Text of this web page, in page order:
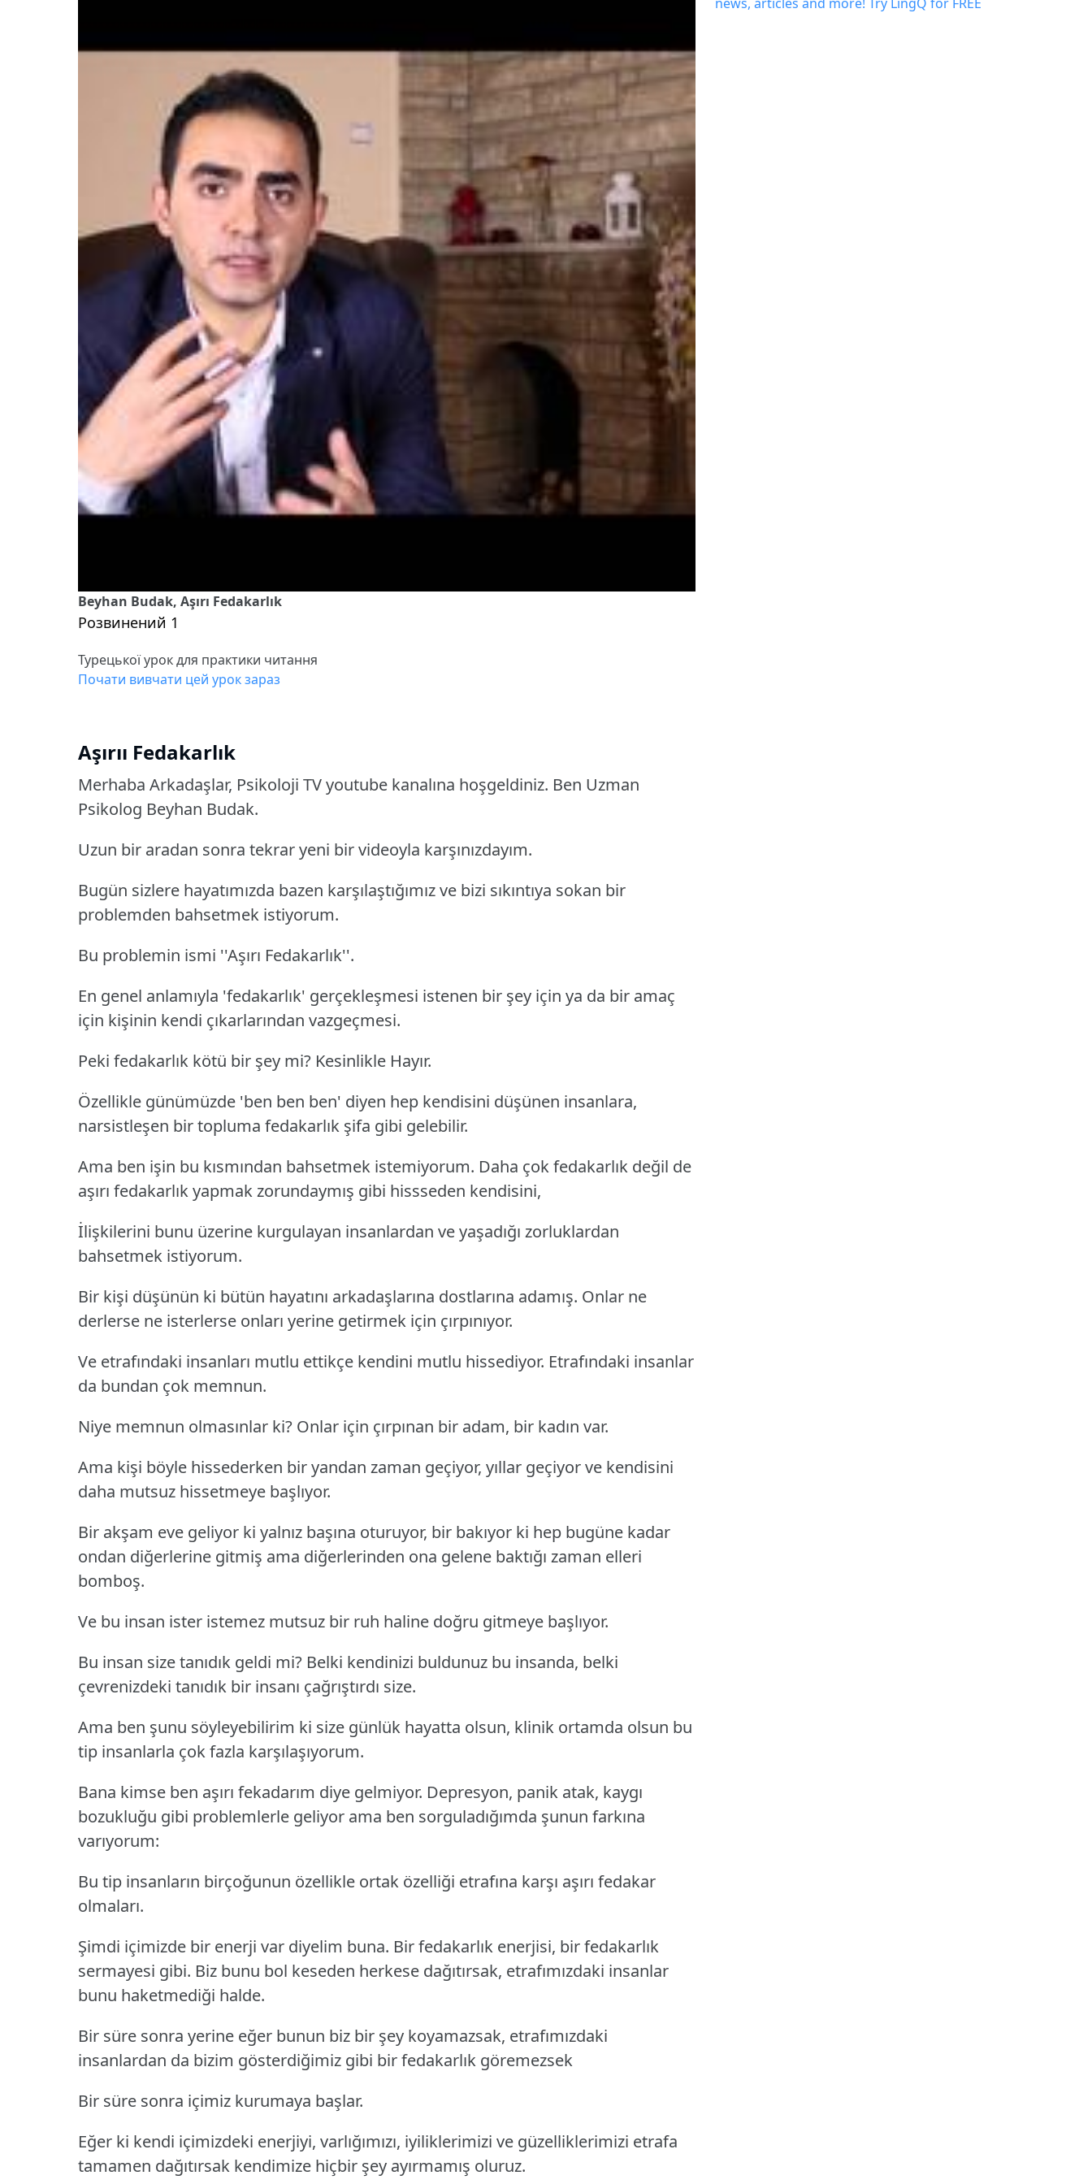
Beyhan Budak, Aşırı Fedakarlık
Розвинений 1
Турецької урок для практики читання
Почати вивчати цей урок зараз
Aşırıı Fedakarlık
Merhaba Arkadaşlar, Psikoloji TV youtube kanalına hoşgeldiniz. Ben Uzman
Psikolog Beyhan Budak.
Uzun bir aradan sonra tekrar yeni bir videoyla karşınızdayım.
Bugün sizlere hayatımızda bazen karşılaştığımız ve bizi sıkıntıya sokan bir
problemden bahsetmek istiyorum.
Bu problemin ismi ''Aşırı Fedakarlık''.
En genel anlamıyla 'fedakarlık' gerçekleşmesi istenen bir şey için ya da bir amaç
için kişinin kendi çıkarlarından vazgeçmesi.
Peki fedakarlık kötü bir şey mi? Kesinlikle Hayır.
Özellikle günümüzde 'ben ben ben' diyen hep kendisini düşünen insanlara,
narsistleşen bir topluma fedakarlık şifa gibi gelebilir.
Ama ben işin bu kısmından bahsetmek istemiyorum. Daha çok fedakarlık değil de
aşırı fedakarlık yapmak zorundaymış gibi hissseden kendisini,
İlişkilerini bunu üzerine kurgulayan insanlardan ve yaşadığı zorluklardan
bahsetmek istiyorum.
Bir kişi düşünün ki bütün hayatını arkadaşlarına dostlarına adamış. Onlar ne
derlerse ne isterlerse onları yerine getirmek için çırpınıyor.
Ve etrafındaki insanları mutlu ettikçe kendini mutlu hissediyor. Etrafındaki insanlar
da bundan çok memnun.
Niye memnun olmasınlar ki? Onlar için çırpınan bir adam, bir kadın var.
Ama kişi böyle hissederken bir yandan zaman geçiyor, yıllar geçiyor ve kendisini
daha mutsuz hissetmeye başlıyor.
Bir akşam eve geliyor ki yalnız başına oturuyor, bir bakıyor ki hep bugüne kadar
ondan diğerlerine gitmiş ama diğerlerinden ona gelene baktığı zaman elleri
bomboş.
Ve bu insan ister istemez mutsuz bir ruh haline doğru gitmeye başlıyor.
Bu insan size tanıdık geldi mi? Belki kendinizi buldunuz bu insanda, belki
çevrenizdeki tanıdık bir insanı çağrıştırdı size.
Ama ben şunu söyleyebilirim ki size günlük hayatta olsun, klinik ortamda olsun bu
tip insanlarla çok fazla karşılaşıyorum.
Bana kimse ben aşırı fekadarım diye gelmiyor. Depresyon, panik atak, kaygı
bozukluğu gibi problemlerle geliyor ama ben sorguladığımda şunun farkına
varıyorum:
Bu tip insanların birçoğunun özellikle ortak özelliği etrafına karşı aşırı fedakar
olmaları.
Şimdi içimizde bir enerji var diyelim buna. Bir fedakarlık enerjisi, bir fedakarlık
sermayesi gibi. Biz bunu bol keseden herkese dağıtırsak, etrafımızdaki insanlar
bunu haketmediği halde.
Bir süre sonra yerine eğer bunun biz bir şey koyamazsak, etrafımızdaki
insanlardan da bizim gösterdiğimiz gibi bir fedakarlık göremezsek
Bir süre sonra içimiz kurumaya başlar.
Eğer ki kendi içimizdeki enerjiyi, varlığımızı, iyiliklerimizi ve güzelliklerimizi etrafa
tamamen dağıtırsak kendimize hiçbir şey ayırmamış oluruz.